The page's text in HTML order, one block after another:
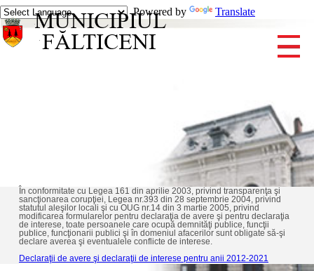
Powered by Translate
În conformitate cu Legea 161 din aprilie 2003, privind transparenţa şi
sancţionarea corupţiei, Legea nr.393 din 28 septembrie 2004, privind
statutul aleşilor locali şi cu OUG nr.14 din 3 martie 2005, privind
modificarea formularelor pentru declaraţia de avere şi pentru declaraţia
de interese, toate persoanele care ocupă demnităţi publice, funcţii
publice, funcţionarii publici şi în domeniul afacerilor sunt obligate să-şi
declare averea şi eventualele conflicte de interese.
Declaraţii de avere şi declaraţii de interese pentru anii 2012-2021